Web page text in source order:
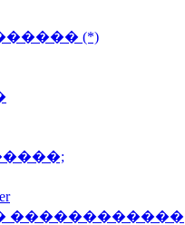
(*)
������������